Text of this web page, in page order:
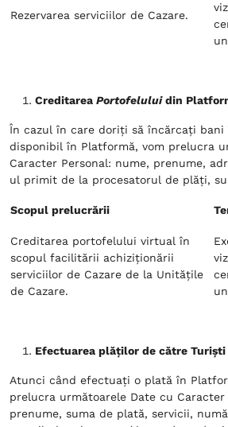
Rezervarea serviciilor de Cazare.
Creditarea Portofeluluidin
În cazul în care doriți să încărcați
disponibil în Platformă, vom prelucra
Caracter Personal: nume, prenume,
ul primit de la procesatorul de plăți,
Scopul prelucrării
Creditarea portofelului virtual în
scopul facilitării achiziționării
serviciilor de Cazare de la Unitățile
de Cazare.
Efectuarea plăților de către Turiști
Atunci când efectuați o plată în
prelucra următoarele Date cu Caracter
prenume, suma de plată, servicii,